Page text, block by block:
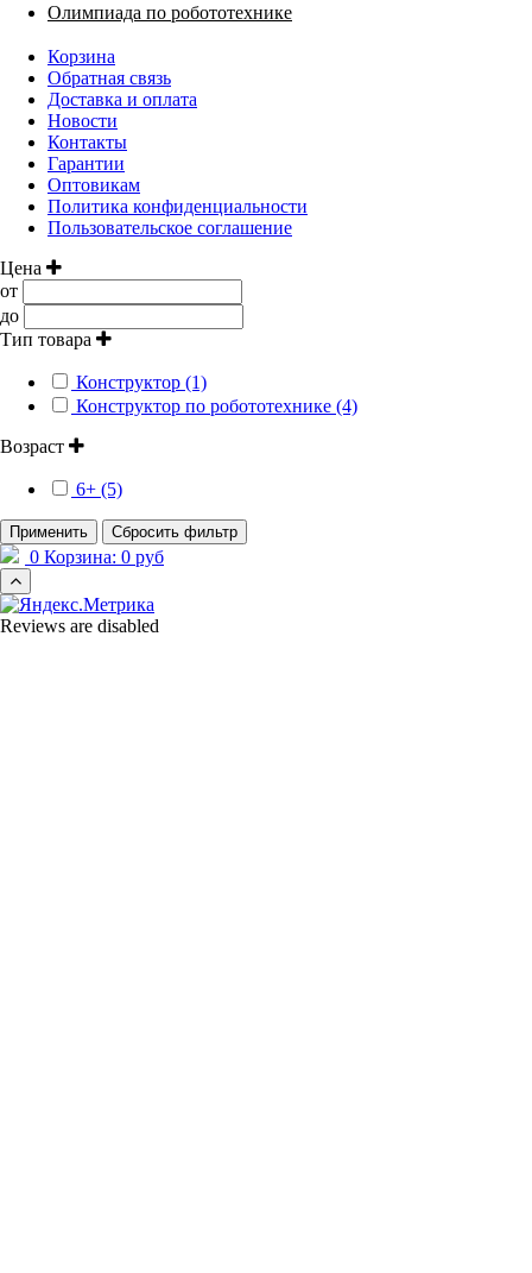
Олимпиада по робототехнике
Корзина
Обратная связь
Доставка и оплата
Новости
Контакты
Гарантии
Оптовикам
Политика конфиденциальности
Пользовательское соглашение
Цена
от
до
Тип товара
Конструктор (1)
Конструктор по робототехнике (4)
Возраст
6+ (5)
Применить Сбросить фильтр
0 Корзина: 0 руб
Reviews are disabled